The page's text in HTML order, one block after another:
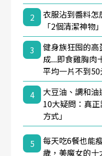
2
衣服沾到醬料
「2個清潔神物
3
健身族狂囤的
成...即食雞胸肉
平均一片不到
4
大豆油、調和
10大疑問：真
方式」
5
每天吃6餐也能
歲，美魔女的十